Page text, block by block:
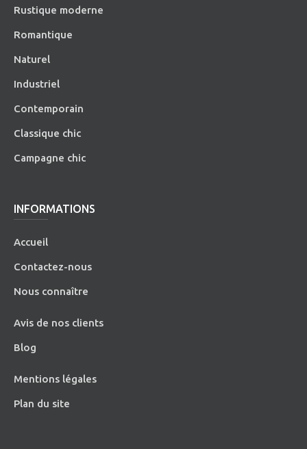
Rustique moderne
Romantique
Naturel
Industriel
Contemporain
Classique chic
Campagne chic
INFORMATIONS
Accueil
Contactez-nous
Nous connaître
Avis de nos clients
Blog
Mentions légales
Plan du site